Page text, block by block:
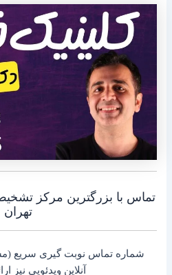
تماس با بزرگترین مرکز
تهران
شماره تماس نوبت گیری سریع
آنلاین ویدئویی نیز